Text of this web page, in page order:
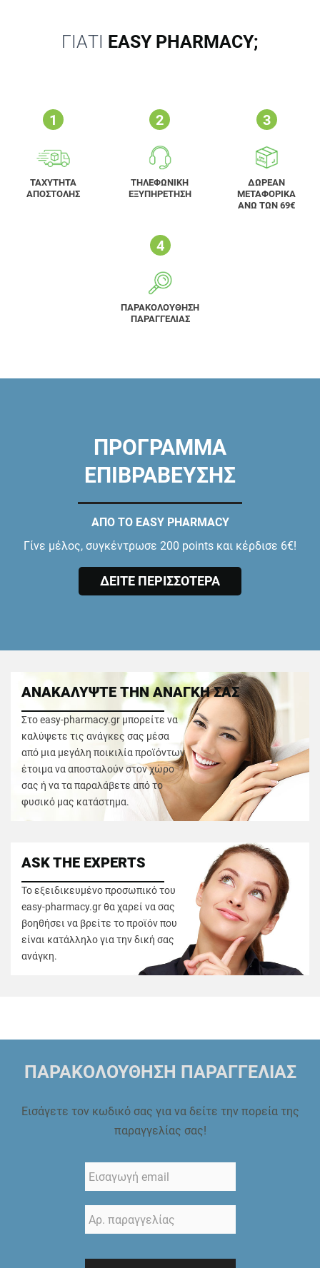
ΓΙΑΤΙ EASY PHARMACY;
ΤΑΧΥΤΗΤΑ
ΑΠΟΣΤΟΛΗΣ
ΤΗΛΕΦΩΝΙΚΗ
ΕΞΥΠΗΡΕΤΗΣΗ
ΔΩΡΕΑΝ
ΜΕΤΑΦΟΡΙΚΑ
ΑΝΩ ΤΩΝ 69€
ΠΑΡΑΚΟΛΟΥΘΗΣΗ
ΠΑΡΑΓΓΕΛΙΑΣ
ΠΡΟΓΡΑΜΜΑ
ΕΠΙΒΡΑΒΕΥΣΗΣ
ΑΠΟ ΤΟ EASY PHARMACY
Γίνε μέλος, συγκέντρωσε 200 points και κέρδισε 6€!
ΔΕΙΤΕ ΠΕΡΙΣΣΟΤΕΡΑ
ΑΝΑΚΑΛΥΨΤΕ ΤΗΝ ΑΝΑΓΚΗ ΣΑΣ
Στο easy-pharmacy.gr μπορείτε να
καλύψετε τις ανάγκες σας μέσα
από μια μεγάλη ποικιλία προϊόντων
έτοιμα να αποσταλούν στον χώρο
σας ή να τα παραλάβετε από το
φυσικό μας κατάστημα.
ASK THE EXPERTS
Το εξειδικευμένο προσωπικό του
easy-pharmacy.gr θα χαρεί να σας
βοηθήσει να βρείτε το προϊόν που
είναι κατάλληλο για την δική σας
ανάγκη.
ΠΑΡΑΚΟΛΟΥΘΗΣΗ ΠΑΡΑΓΓΕΛΙΑΣ
Εισάγετε τον κωδικό σας για να δείτε την πορεία της
παραγγελίας σας!